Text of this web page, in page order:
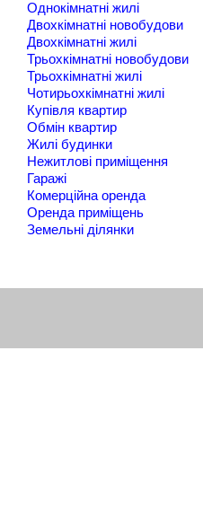
Однокімнатні жилі
Двохкімнатні новобудови
Двохкімнатні жилі
Трьохкімнатні новобудови
Трьохкімнатні жилі
Чотирьохкімнатні жилі
Купівля квартир
Обмін квартир
Жилі будинки
Нежитлові приміщення
Гаражі
Комерційна оренда
Оренда приміщень
Земельні ділянки